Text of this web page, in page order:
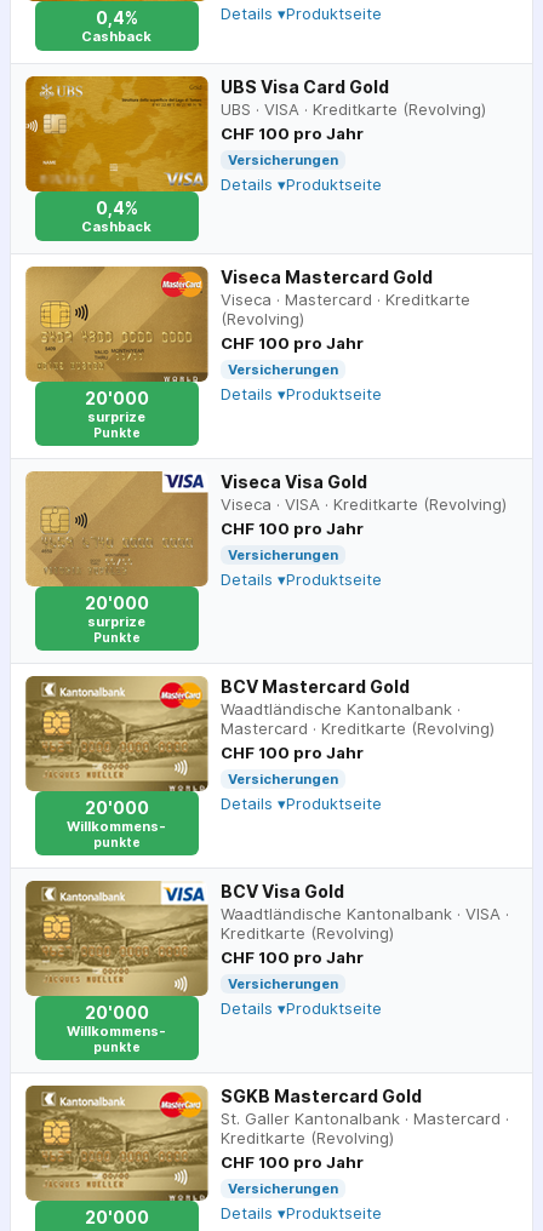
0,4%
Cashback
Details ▾Produktseite
0,4%
Cashback
UBS Visa Card Gold
UBS · VISA · Kreditkarte (Revolving)
CHF 100 pro Jahr
Versicherungen
Details ▾Produktseite
20'000
surprize
Punkte
Viseca Mastercard Gold
Viseca · Mastercard · Kreditkarte
(Revolving)
CHF 100 pro Jahr
Versicherungen
Details ▾Produktseite
20'000
surprize
Punkte
Viseca Visa Gold
Viseca · VISA · Kreditkarte (Revolving)
CHF 100 pro Jahr
Versicherungen
Details ▾Produktseite
20'000
Willkommens-
punkte
BCV Mastercard Gold
Waadtländische Kantonalbank ·
Mastercard · Kreditkarte (Revolving)
CHF 100 pro Jahr
Versicherungen
Details ▾Produktseite
20'000
Willkommens-
punkte
BCV Visa Gold
Waadtländische Kantonalbank · VISA ·
Kreditkarte (Revolving)
CHF 100 pro Jahr
Versicherungen
Details ▾Produktseite
20'000
SGKB Mastercard Gold
St. Galler Kantonalbank · Mastercard ·
Kreditkarte (Revolving)
CHF 100 pro Jahr
Versicherungen
Details ▾Produktseite